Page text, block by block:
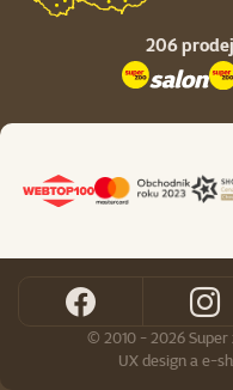
206
© 2010 - 2026
UX designa e-